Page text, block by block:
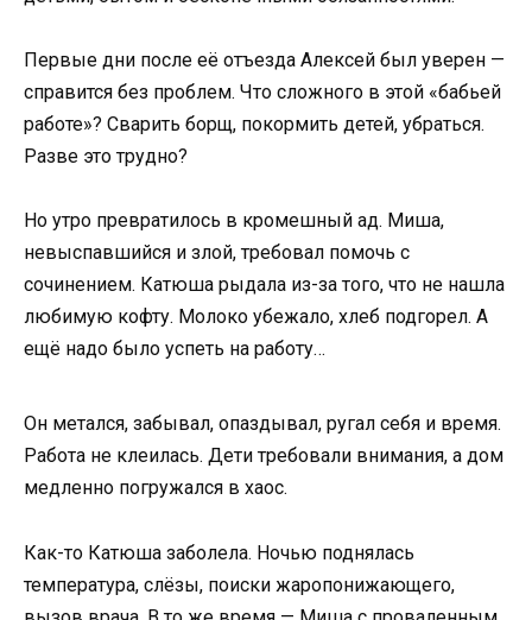
Первые дни после её отъезда Алексей был уверен —
справится без проблем. Что сложного в этой «бабьей
работе»? Сварить борщ, покормить детей, убраться.
Разве это трудно?
Но утро превратилось в кромешный ад. Миша,
невыспавшийся и злой, требовал помочь с
сочинением. Катюша рыдала из-за того, что не нашла
любимую кофту. Молоко убежало, хлеб подгорел. А
ещё надо было успеть на работу…
Он метался, забывал, опаздывал, ругал себя и время.
Работа не клеилась. Дети требовали внимания, а дом
медленно погружался в хаос.
Как-то Катюша заболела. Ночью поднялась
температура, слёзы, поиски жаропонижающего,